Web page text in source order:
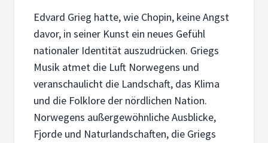
Edvard Grieg hatte, wie Chopin, keine Angst
davor, in seiner Kunst ein neues Gefühl
nationaler Identität auszudrücken. Griegs
Musik atmet die Luft Norwegens und
veranschaulicht die Landschaft, das Klima
und die Folklore der nördlichen Nation.
Norwegens außergewöhnliche Ausblicke,
Fjorde und Naturlandschaften, die Griegs